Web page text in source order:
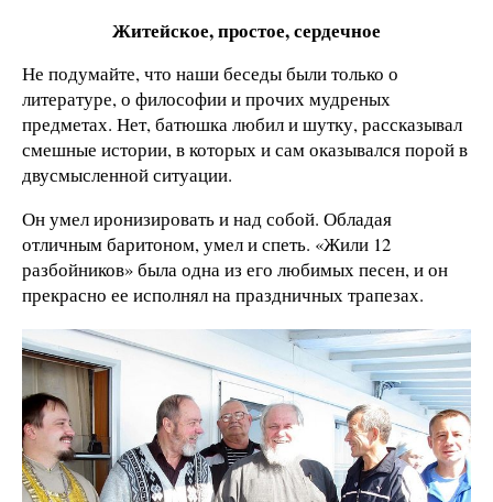
Житейское, простое, сердечное
Не подумайте, что наши беседы были только о
литературе, о философии и прочих мудреных
предметах. Нет, батюшка любил и шутку, рассказывал
смешные истории, в которых и сам оказывался порой в
двусмысленной ситуации.
Он умел иронизировать и над собой. Обладая
отличным баритоном, умел и спеть. «Жили 12
разбойников» была одна из его любимых песен, и он
прекрасно ее исполнял на праздничных трапезах.